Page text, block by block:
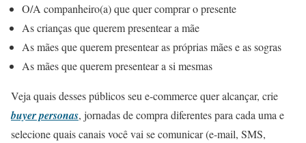
O/A companheiro(a) que quer comprar o presente
As crianças que querem presentear a mãe
As mães que querem presentear as próprias mães e as sogras
As mães que querem presentear a si mesmas
Veja quais desses públicos seu e-commerce quer alcançar, crie
buyer personas, jornadas de compra diferentes para cada uma e
selecione quais canais você vai se comunicar (e-mail, SMS,